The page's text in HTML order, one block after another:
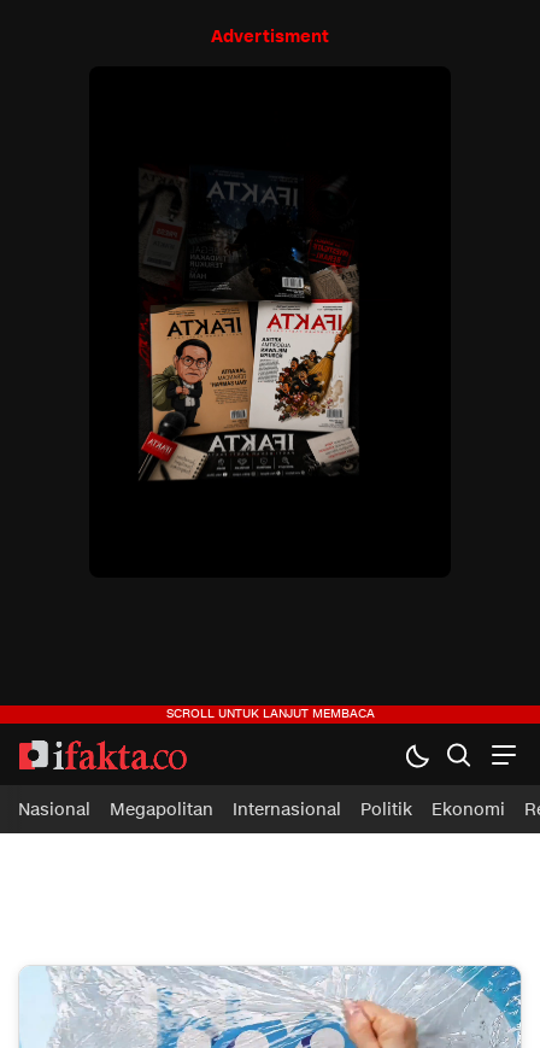
Advertisment
Nasional Megapolitan Internasional Politik Ekonomi